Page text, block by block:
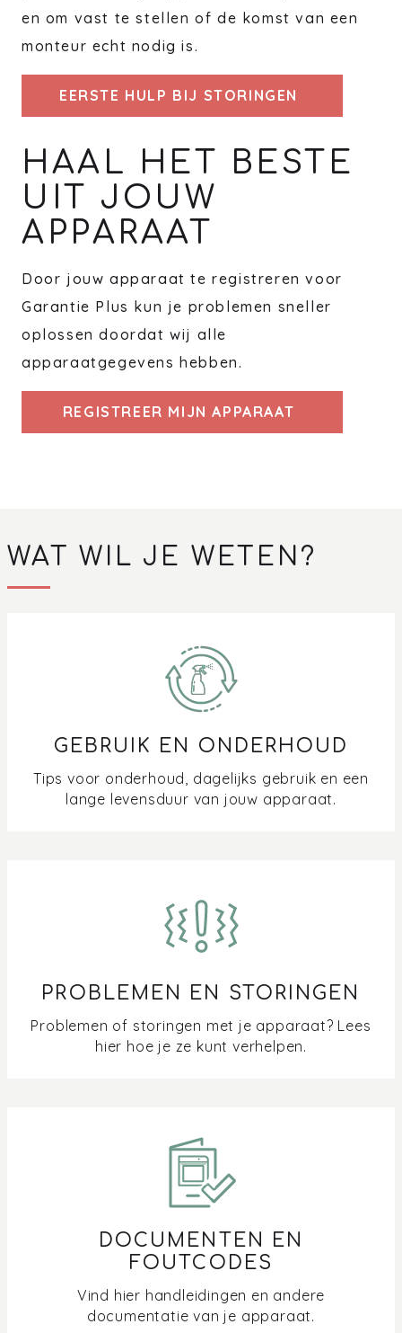
en om vast te stellen of de komst van een
monteur echt nodig is.
EERSTE HULP BIJ STORINGEN
HAAL HET BESTE
UIT JOUW
APPARAAT
Door jouw apparaat te registreren voor
Garantie Plus kun je problemen sneller
oplossen doordat wij alle
apparaatgegevens hebben.
REGISTREER MIJN APPARAAT
WAT WIL JE WETEN?
GEBRUIK EN ONDERHOUD
Tips voor onderhoud, dagelijks gebruik en een
lange levensduur van jouw apparaat.
PROBLEMEN EN STORINGEN
Problemen of storingen met je apparaat? Lees
hier hoe je ze kunt verhelpen.
DOCUMENTEN EN
FOUTCODES
Vind hier handleidingen en andere
documentatie van je apparaat.